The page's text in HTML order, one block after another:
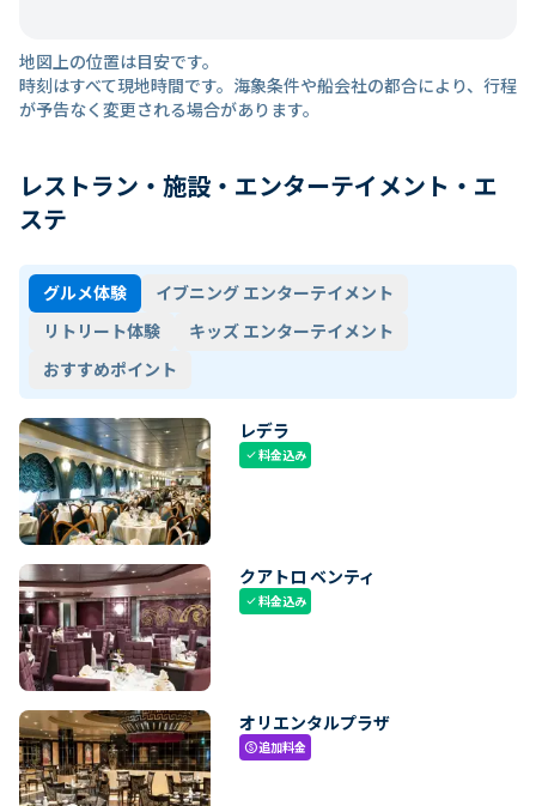
地図上の位置は目安です。
時刻はすべて現地時間です。海象条件や船会社の都合により、行程
が予告なく変更される場合があります。
レストラン・施設・エンターテイメント・エ
ステ
グルメ体験
イブニング エンターテイメント
リトリート体験
キッズ エンターテイメント
おすすめポイント
レデラ
check料金込み
クアトロ ベンティ
check料金込み
オリエンタルプラザ
paid追加料金